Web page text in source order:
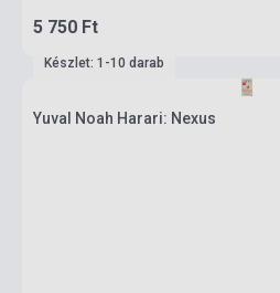
5 750 Ft
Készlet: 1-10 darab
Yuval Noah Harari: Nexus